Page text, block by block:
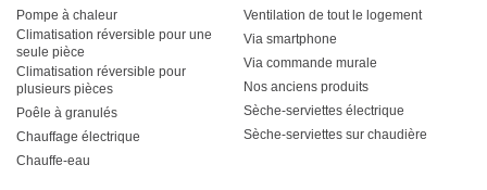
Pompe à chaleur
Climatisation réversible pour une
seule pièce
Climatisation réversible pour
plusieurs pièces
Poêle à granulés
Chauffage électrique
Chauffe-eau
Ventilation de tout le logement
Via smartphone
Via commande murale
Nos anciens produits
Sèche-serviettes électrique
Sèche-serviettes sur chaudière